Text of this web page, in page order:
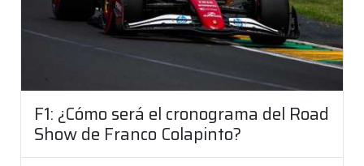
F1: ¿Cómo será el cronograma del Road
Show de Franco Colapinto?